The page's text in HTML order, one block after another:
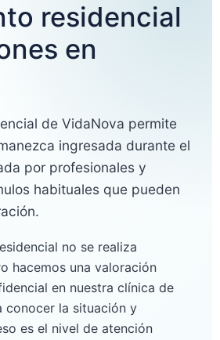
residencial
en
de VidaNova permite
ingresada durante el
por profesionales y
habituales que pueden
no se realiza
hacemos una valoración
en nuestra clínica de
conocer la situación y
es el nivel de atención